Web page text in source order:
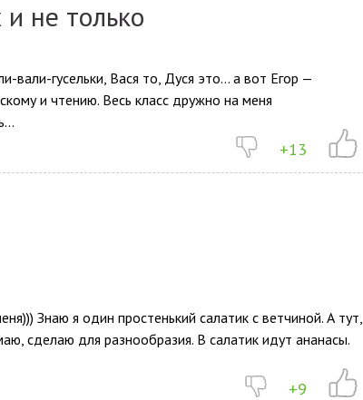
не только
вали-гусельки, Вася то, Дуся это… а вот Егор —
и чтению. Весь класс дружно на меня
+13
Знаю я один простенький салатик с ветчиной. А тут,
сделаю для разнообразия. В салатик идут ананасы.
+9